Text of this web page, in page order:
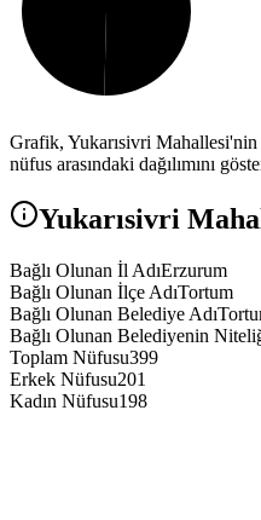
Grafik, Yukarısivri Mahallesi'nin
nüfus arasındaki dağılımını
Yukarısivri
Bağlı Olunan İl AdıErzurum
Bağlı Olunan İlçe AdıTortum
Bağlı Olunan Belediye Adı
Bağlı Olunan Belediyenin
Toplam Nüfusu399
Erkek Nüfusu201
Kadın Nüfusu198